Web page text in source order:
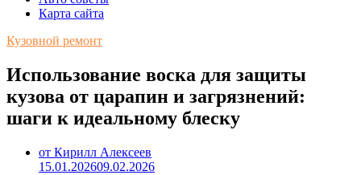
Карта сайта
Кузовной ремонт
Использование воска для защиты
кузова от царапин и загрязнений:
шаги к идеальному блеску
от Кирилл Алексеев
15.01.202609.02.2026